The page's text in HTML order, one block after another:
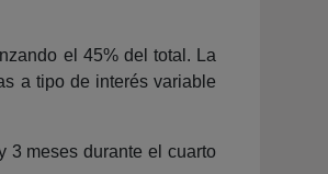
el 45% del total. La
a tipo de interés variable
3 meses durante el cuarto